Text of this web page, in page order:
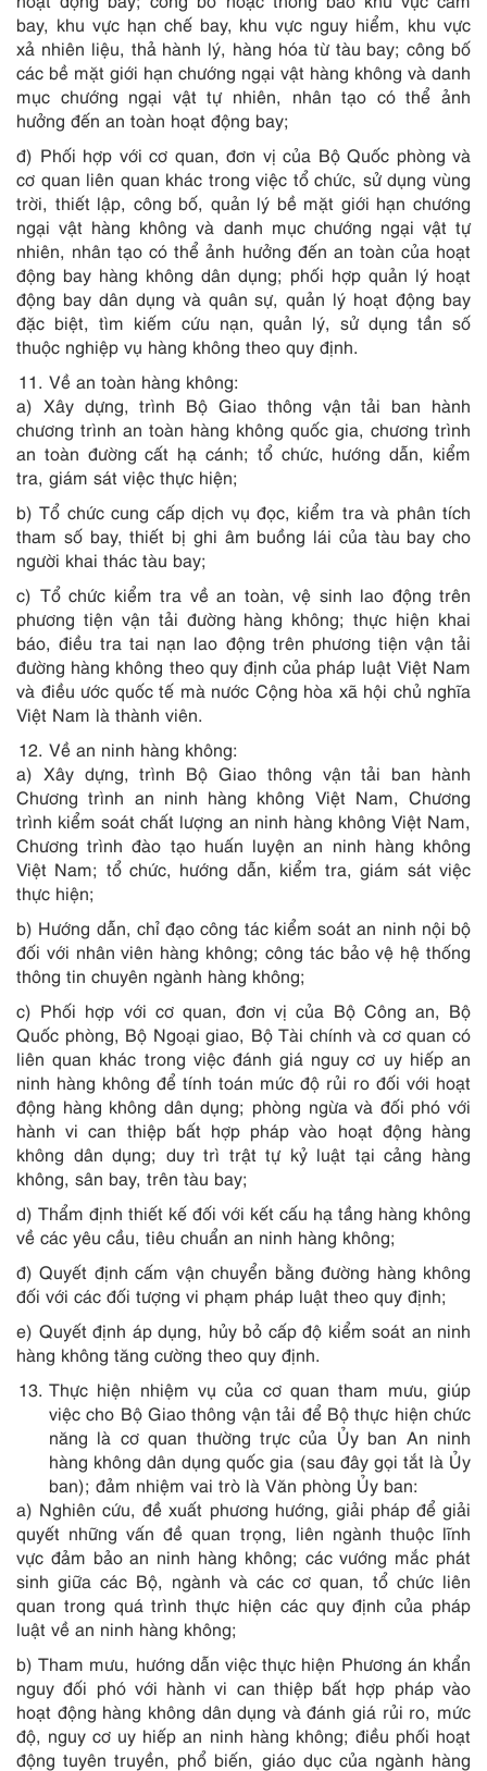
bay, khu vực hạn chế bay, khu vực nguy hiểm, khu vực
xả nhiên liệu, thả hành lý, hàng hóa từ tàu bay; công bố
các bề mặt giới hạn chướng ngại vật hàng không và danh
mục chướng ngại vật tự nhiên, nhân tạo có thể ảnh
hưởng đến an toàn hoạt động bay;
đ) Phối hợp với cơ quan, đơn vị của Bộ Quốc phòng và
cơ quan liên quan khác trong việc tổ chức, sử dụng vùng
trời, thiết lập, công bố, quản lý bề mặt giới hạn chướng
ngại vật hàng không và danh mục chướng ngại vật tự
nhiên, nhân tạo có thể ảnh hưởng đến an toàn của hoạt
động bay hàng không dân dụng; phối hợp quản lý hoạt
động bay dân dụng và quân sự, quản lý hoạt động bay
đặc biệt, tìm kiếm cứu nạn, quản lý, sử dụng tần số
thuộc nghiệp vụ hàng không theo quy định.
Về an toàn hàng không:
a) Xây dựng, trình Bộ Giao thông vận tải ban hành
chương trình an toàn hàng không quốc gia, chương trình
an toàn đường cất hạ cánh; tổ chức, hướng dẫn, kiểm
tra, giám sát việc thực hiện;
b) Tổ chức cung cấp dịch vụ đọc, kiểm tra và phân tích
tham số bay, thiết bị ghi âm buồng lái của tàu bay cho
người khai thác tàu bay;
c) Tổ chức kiểm tra về an toàn, vệ sinh lao động trên
phương tiện vận tải đường hàng không; thực hiện khai
báo, điều tra tai nạn lao động trên phương tiện vận tải
đường hàng không theo quy định của pháp luật Việt Nam
và điều ước quốc tế mà nước Cộng hòa xã hội chủ nghĩa
Việt Nam là thành viên.
Về an ninh hàng không:
a) Xây dựng, trình Bộ Giao thông vận tải ban hành
Chương trình an ninh hàng không Việt Nam, Chương
trình kiểm soát chất lượng an ninh hàng không Việt Nam,
Chương trình đào tạo huấn luyện an ninh hàng không
Việt Nam; tổ chức, hướng dẫn, kiểm tra, giám sát việc
thực hiện;
b) Hướng dẫn, chỉ đạo công tác kiểm soát an ninh nội bộ
đối với nhân viên hàng không; công tác bảo vệ hệ thống
thông tin chuyên ngành hàng không;
c) Phối hợp với cơ quan, đơn vị của Bộ Công an, Bộ
Quốc phòng, Bộ Ngoại giao, Bộ Tài chính và cơ quan có
liên quan khác trong việc đánh giá nguy cơ uy hiếp an
ninh hàng không để tính toán mức độ rủi ro đối với hoạt
động hàng không dân dụng; phòng ngừa và đối phó với
hành vi can thiệp bất hợp pháp vào hoạt động hàng
không dân dụng; duy trì trật tự kỷ luật tại cảng hàng
không, sân bay, trên tàu bay;
d) Thẩm định thiết kế đối với kết cấu hạ tầng hàng không
về các yêu cầu, tiêu chuẩn an ninh hàng không;
đ) Quyết định cấm vận chuyển bằng đường hàng không
đối với các đối tượng vi phạm pháp luật theo quy định;
e) Quyết định áp dụng, hủy bỏ cấp độ kiểm soát an ninh
hàng không tăng cường theo quy định.
Thực hiện nhiệm vụ của cơ quan tham mưu, giúp
việc cho Bộ Giao thông vận tải để Bộ thực hiện chức
năng là cơ quan thường trực của Ủy ban An ninh
hàng không dân dụng quốc gia (sau đây gọi tắt là Ủy
ban); đảm nhiệm vai trò là Văn phòng Ủy ban:
a) Nghiên cứu, đề xuất phương hướng, giải pháp để giải
quyết những vấn đề quan trọng, liên ngành thuộc lĩnh
vực đảm bảo an ninh hàng không; các vướng mắc phát
sinh giữa các Bộ, ngành và các cơ quan, tổ chức liên
quan trong quá trình thực hiện các quy định của pháp
luật về an ninh hàng không;
b) Tham mưu, hướng dẫn việc thực hiện Phương án khẩn
nguy đối phó với hành vi can thiệp bất hợp pháp vào
hoạt động hàng không dân dụng và đánh giá rủi ro, mức
độ, nguy cơ uy hiếp an ninh hàng không; điều phối hoạt
động tuyên truyền, phổ biến, giáo dục của ngành hàng